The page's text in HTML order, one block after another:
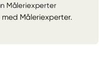
Måleriexperter
Måleriexperter.